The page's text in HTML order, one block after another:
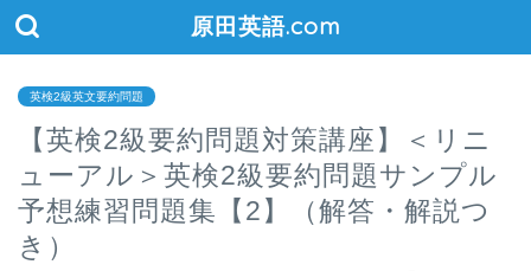
原田英語.com
英検2級英文要約問題
【英検2級要約問題対策講座】＜リニ
ューアル＞英検2級要約問題サンプル
予想練習問題集【2】（解答・解説つ
き）